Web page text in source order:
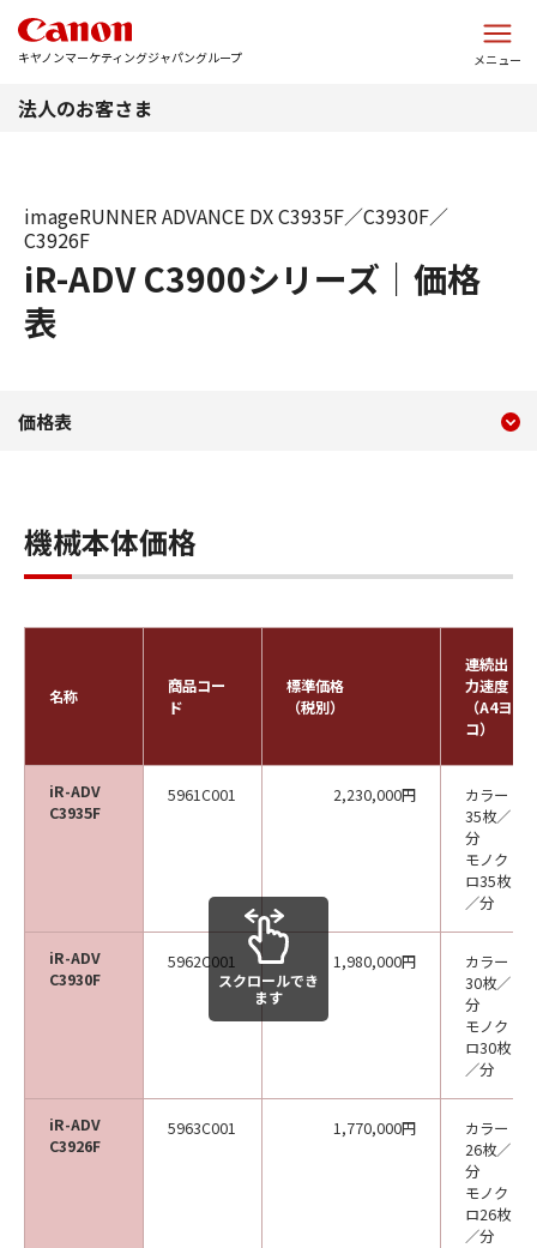
キヤノンマーケティングジャパングループ メニュー
法人のお客さま
iR-ADV C3900シリーズ｜価格
表
imageRUNNER ADVANCE DX C3935F／C3930F／
C3926F
iR-ADV C3900シリーズ 価
価格表
機械本体価格
名称
商品コー
ド
標準価格
（税別）
連続出
力速度
（A4ヨ
コ）
iR-ADV
C3935F
5961C001 2,230,000円
カラー
35枚／
分
モノク
ロ35枚
／分
iR-ADV
C3930F
5962C001 1,980,000円
カラー
30枚／
分
モノク
ロ30枚
／分
iR-ADV
C3926F
5963C001 1,770,000円
カラー
26枚／
分
モノク
ロ26枚
／分
スクロールでき
ます